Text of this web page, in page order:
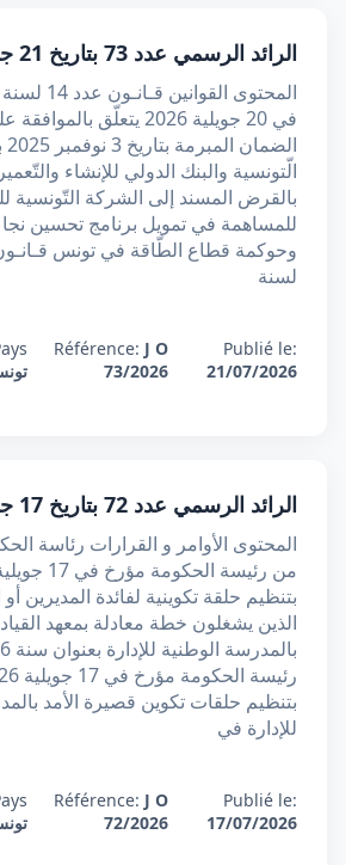
الرائد الرسمي عدد 73 بتاريخ 21 جويلية 2026
في 20 جويلية 2026 يتعلّق
الّتونسية والبنك الدولي للإنشاء
بالقرض المسند إلى الشركة التّونسية
للمساهمة في تمويل برنامج تحسين
لسنة
Publié le:
21/07/2026
Référence: J O
73/2026
الرائد الرسمي عدد 72 بتاريخ 17 جويلية 2026
المحتوى الأوامر و القرارات رئاسة
بتنظيم حلقة تكوينية لفائدة المديرين
الذين يشغلون خطة معادلة بمعهد
بتنظيم حلقات تكوين قصيرة الأمد
للإدارة في
Publié le:
17/07/2026
Référence: J O
72/2026